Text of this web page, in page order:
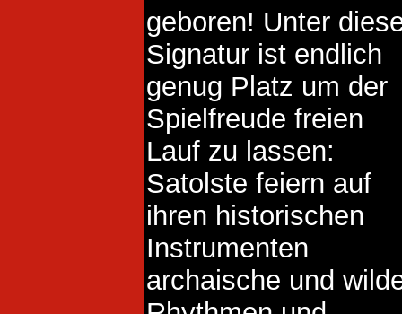
geboren! Unter
Signatur ist endlich
genug Platz um der
Spielfreude freien
Lauf zu lassen:
Satolste feiern auf
ihren historischen
Instrumenten
archaische und